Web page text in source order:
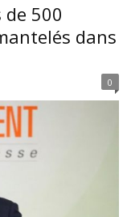
500
dans
0